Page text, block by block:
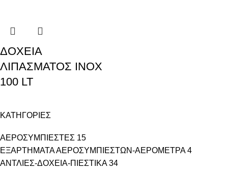
ΚΑΤΗΓΟΡΙΕΣ
ΑΕΡΟΣΥΜΠΙΕΣΤΕΣ 15
ΕΞΑΡΤΗΜΑΤΑ ΑΕΡΟΣΥΜΠΙΕΣΤΩΝ-ΑΕΡΟΜΕΤΡΑ 4
ΑΝΤΛΙΕΣ-ΔΟΧΕΙΑ-ΠΙΕΣΤΙΚΑ 34
ΔΟΧΕΙΑ
ΛΙΠΑΣΜΑΤΟΣ ΙΝΟΧ
100 LT